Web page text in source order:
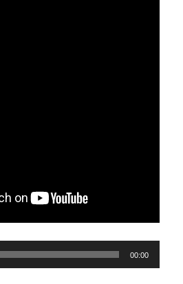
00:00